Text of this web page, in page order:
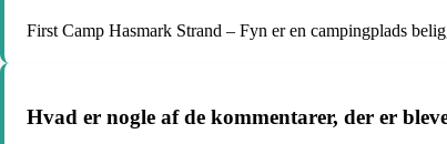
First Camp Hasmark Strand – Fyn er en campingplads
Hvad er nogle af de kommentarer, der er